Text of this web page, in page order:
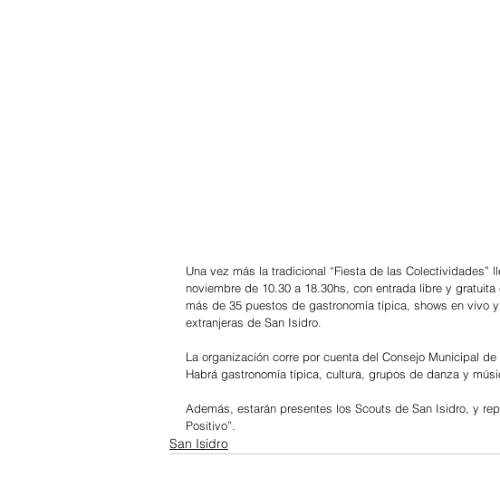
Una vez más la tradicional “Fiesta de las
noviembre de 10.30 a 18.30hs, con entrada libre y
más de 35 puestos de gastronomía típica, shows en vivo
extranjeras de San Isidro.
La organización corre por cuenta del Consejo Municipal
Habrá gastronomía típica, cultura, grupos de danza y
Además, estarán presentes los Scouts de San Isidro, y
Positivo”.
San Isidro